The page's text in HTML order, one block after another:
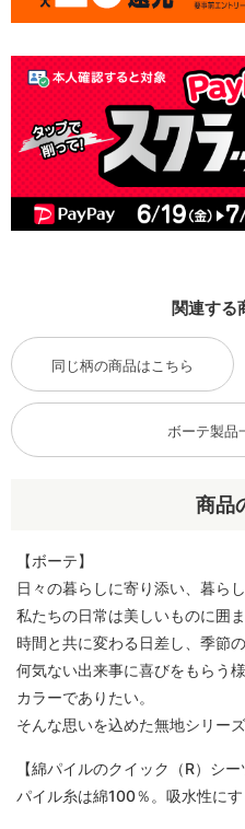
商品
【ボーテ】
日々の暮らしに寄り添い、暮ら
私たちの日常は美しいものに囲ま
時間と共に変わる日差し、季節
何気ない出来事に喜びをもらう
カラーでありたい。
そんな思いを込めた無地シリー
【綿パイルのクイック（R）シー
パイル糸は綿100％。吸水性にす
関連する
同じ柄の商品はこちら
ボーテ製品